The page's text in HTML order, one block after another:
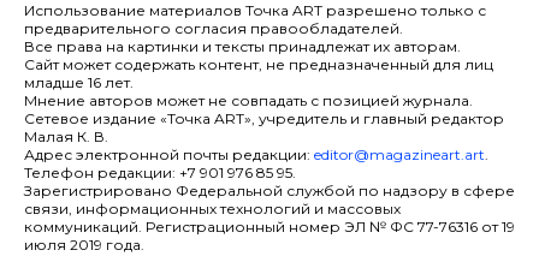
Использование материалов Точка ART разрешено только с
предварительного согласия правообладателей.
Все права на картинки и тексты принадлежат их авторам.
Сайт может содержать контент, не предназначенный для лиц
младше 16 лет.
Мнение авторов может не совпадать с позицией журнала.
Сетевое издание «Точка ART», учредитель и главный редактор
Малая К. В.
Адрес электронной почты редакции: editor@magazineart.art.
Телефон редакции: +7 901 976 85 95.
Зарегистрировано Федеральной службой по надзору в сфере
связи, информационных технологий и массовых
коммуникаций. Регистрационный номер ЭЛ № ФС 77-76316 от 19
июля 2019 года.